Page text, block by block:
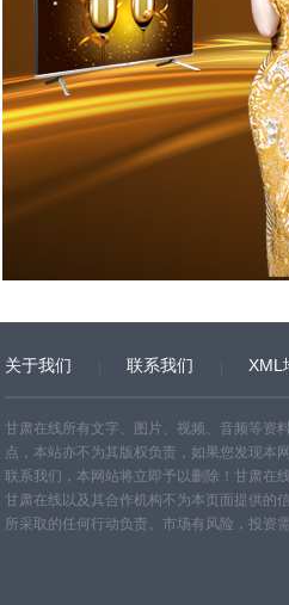
关于我们 联系我们 XML
网站地图 TXT
甘肃在线所有文字、图片、视频、音频等资
点，本站亦不为其版权负责，如果您发现本
联系我们，本网站将立即予以删除！甘肃在
甘肃在线以及其合作机构不为本页面提供的
所采取的任何行动负责。市场有风险，投资需